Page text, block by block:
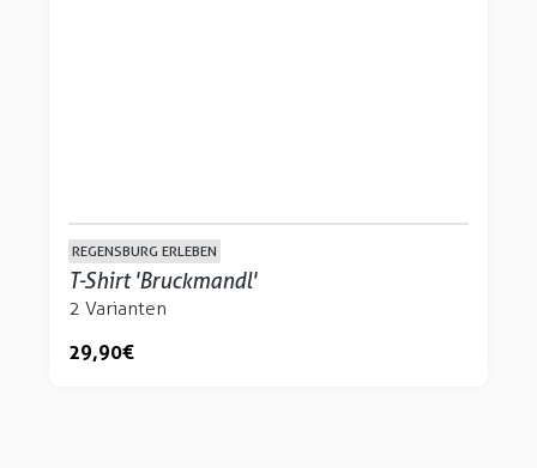
REGENSBURG ERLEBEN
T-Shirt 'Bruckmandl'
2 Varianten
29,90 €